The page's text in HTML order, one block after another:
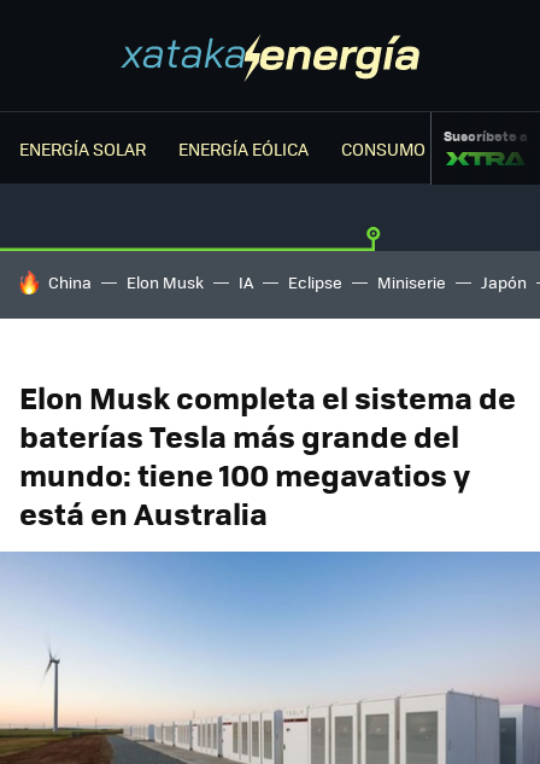
ENERGÍA SOLAR ENERGÍA EÓLICA CONSUMO ENERGÉTICO
Suscríbete a
HOY SE HABLA DE
China Elon Musk IA Eclipse Miniserie Japón
Elon Musk completa el sistema de
baterías Tesla más grande del
mundo: tiene 100 megavatios y
está en Australia